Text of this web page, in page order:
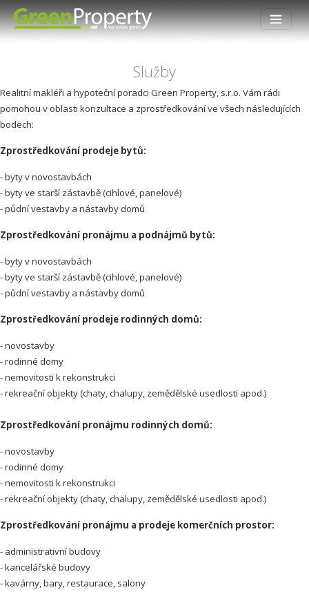
Služby
Realitní makléři a hypoteční poradci Green Property, s.r.o. Vám rádi
pomohou v oblasti konzultace a zprostředkování ve všech následujících
bodech:
Zprostředkování prodeje bytů:
- byty v novostavbách
- byty ve starší zástavbě (cihlové, panelové)
- půdní vestavby a nástavby domů
Zprostředkování pronájmu a podnájmů bytů:
- byty v novostavbách
- byty ve starší zástavbě (cihlové, panelové)
- půdní vestavby a nástavby domů
Zprostředkování prodeje rodinných domů:
- novostavby
- rodinné domy
- nemovitosti k rekonstrukci
- rekreační objekty (chaty, chalupy, zemědělské usedlosti apod.)
Zprostředkování pronájmu rodinných domů:
- novostavby
- rodinné domy
- nemovitosti k rekonstrukci
- rekreační objekty (chaty, chalupy, zemědělské usedlosti apod.)
Zprostředkování pronájmu a prodeje komerčních prostor:
- administrativní budovy
- kancelářské budovy
- kavárny, bary, restaurace, salony